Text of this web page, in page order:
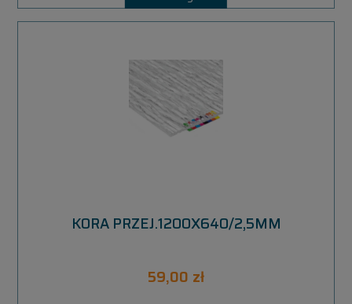
KORA PRZEJ.1200X640/2,5MM
59,00 zł